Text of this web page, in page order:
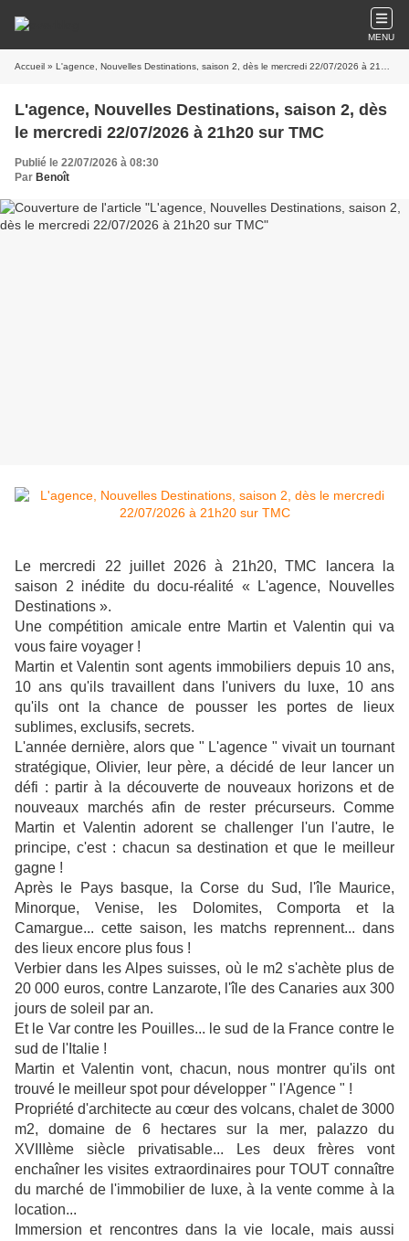
MENU
Accueil » L'agence, Nouvelles Destinations, saison 2, dès le mercredi 22/07/2026 à 21h20 sur TMC
L'agence, Nouvelles Destinations, saison 2, dès
le mercredi 22/07/2026 à 21h20 sur TMC
Publié le 22/07/2026 à 08:30
Par Benoît
Le mercredi 22 juillet 2026 à 21h20, TMC lancera la
saison 2 inédite du docu-réalité « L'agence, Nouvelles
Destinations ».
Une compétition amicale entre Martin et Valentin qui va
vous faire voyager !
Martin et Valentin sont agents immobiliers depuis 10 ans,
10 ans qu'ils travaillent dans l'univers du luxe, 10 ans
qu'ils ont la chance de pousser les portes de lieux
sublimes, exclusifs, secrets.
L'année dernière, alors que " L'agence " vivait un tournant
stratégique, Olivier, leur père, a décidé de leur lancer un
défi : partir à la découverte de nouveaux horizons et de
nouveaux marchés afin de rester précurseurs. Comme
Martin et Valentin adorent se challenger l'un l'autre, le
principe, c'est : chacun sa destination et que le meilleur
gagne !
Après le Pays basque, la Corse du Sud, l'île Maurice,
Minorque, Venise, les Dolomites, Comporta et la
Camargue... cette saison, les matchs reprennent... dans
des lieux encore plus fous !
Verbier dans les Alpes suisses, où le m2 s'achète plus de
20 000 euros, contre Lanzarote, l'île des Canaries aux 300
jours de soleil par an.
Et le Var contre les Pouilles... le sud de la France contre le
sud de l'Italie !
Martin et Valentin vont, chacun, nous montrer qu'ils ont
trouvé le meilleur spot pour développer " l'Agence " !
Propriété d'architecte au cœur des volcans, chalet de 3000
m2, domaine de 6 hectares sur la mer, palazzo du
XVIIIème siècle privatisable... Les deux frères vont
enchaîner les visites extraordinaires pour TOUT connaître
du marché de l'immobilier de luxe, à la vente comme à la
location...
Immersion et rencontres dans la vie locale, mais aussi